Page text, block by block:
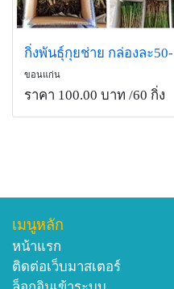
ขอนแก่น
ราคา 100.00 บาท /60 กิ่ง
เมนูหลัก
หน้าแรก
ติดต่อเว็บมาสเตอร์